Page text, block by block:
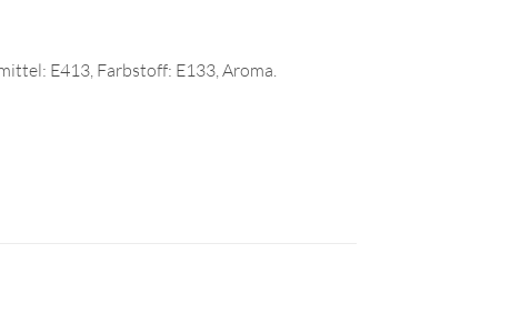
E413, Farbstoff: E133, Aroma.